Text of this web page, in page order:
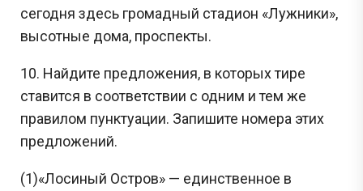
сегодня здесь громадный стадион «Лужники»,
высотные дома, проспекты.
10. Найдите предложения, в которых тире
ставится в соответствии с одним и тем же
правилом пунктуации. Запишите номера этих
предложений.
(1)«Лосиный Остров» — единственное в